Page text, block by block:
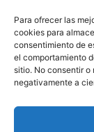
Para ofrecer las
cookies para
consentimiento de
el comportamiento
sitio. No consentir
negativamente a
CONTACTA